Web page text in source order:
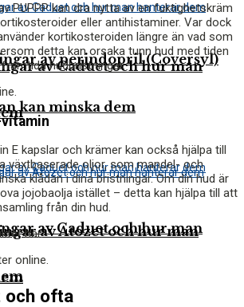
av Caduet och hur man
av Atozet och hur man
av perindopril (Coversyl)
kan minska dem
av Caduet och hur man
PUPPP kan dra nytta av en fuktighetskräm
eller antihistaminer. Var dock
kortikosteroiden längre än vad som
detta kan orsaka tunn hud med tiden
hudbristningar.
E kapslar och krämer kan också hjälpa till
växtbaserade oljor, som mandel- och
klådan i dina bristningar. Om din hud är
jojobaolja istället – detta kan hjälpa till att
från din hud.
här.
online.
och ofta